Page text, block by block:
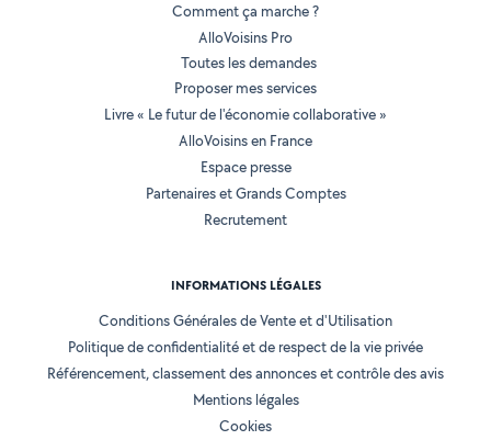
Comment ça marche ?
AlloVoisins Pro
Toutes les demandes
Proposer mes services
Livre « Le futur de l'économie collaborative »
AlloVoisins en France
Espace presse
Partenaires et Grands Comptes
Recrutement
INFORMATIONS LÉGALES
Conditions Générales de Vente et d'Utilisation
Politique de confidentialité et de respect de la vie privée
Référencement, classement des annonces et contrôle des avis
Mentions légales
Cookies